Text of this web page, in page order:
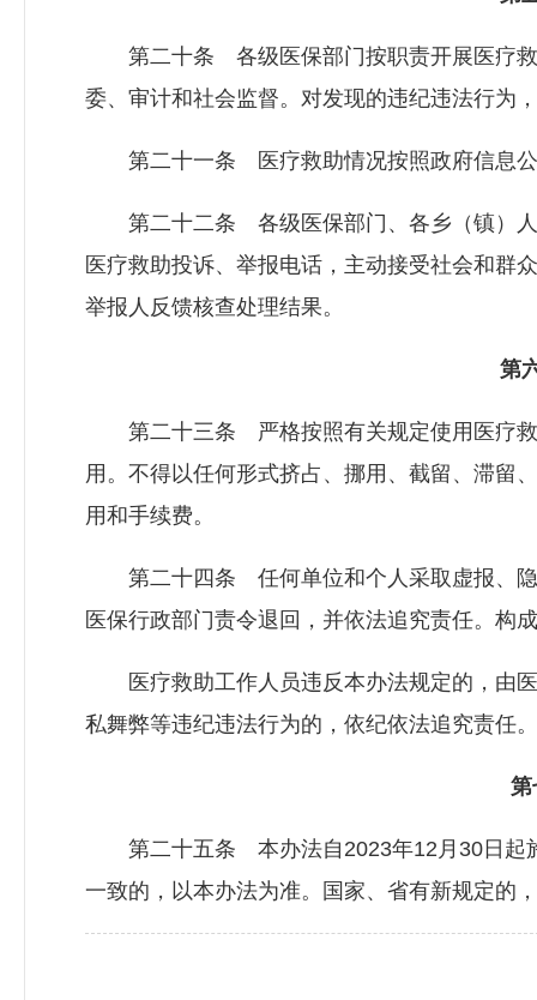
第二十条 各级医保部门按职责开展医疗救
委、审计和社会监督。对发现的违纪违法行为
第二十一条 医疗救助情况按照政府信息公
第二十二条 各级医保部门、各乡（镇）人
医疗救助投诉、举报电话，主动接受社会和群
举报人反馈核查处理结果。
第
第二十三条 严格按照有关规定使用医疗救
用。不得以任何形式挤占、挪用、截留、滞留
用和手续费。
第二十四条 任何单位和个人采取虚报、隐
医保行政部门责令退回，并依法追究责任。构
医疗救助工作人员违反本办法规定的，由医
私舞弊等违纪违法行为的，依纪依法追究责任
第
第二十五条 本办法自2023年12月30日起施
一致的，以本办法为准。国家、省有新规定的